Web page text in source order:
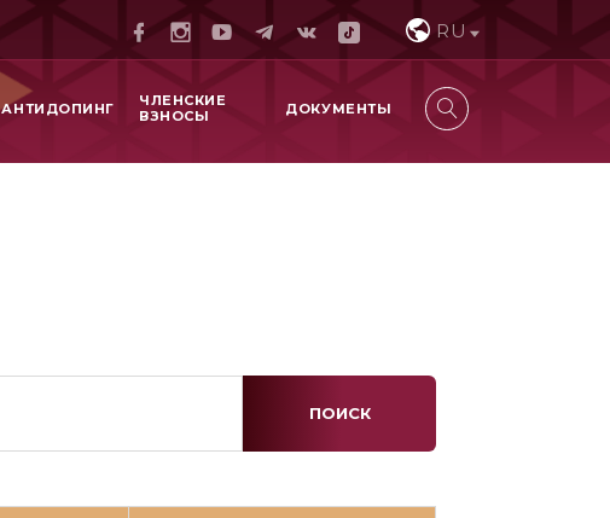
RU
АНТИДОПИНГ
ЧЛЕНСКИЕ
ВЗНОСЫ
ДОКУМЕНТЫ
ПОИСК